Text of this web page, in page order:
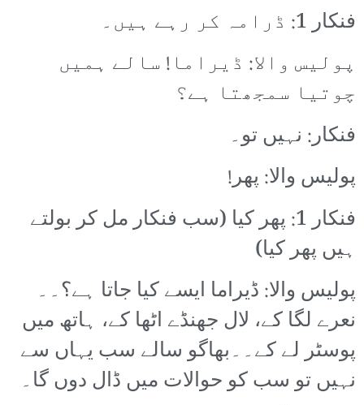
فنکار 1: ڈرامہ کر رہے ہیں۔
پولیس والا: ڈیراما! سالے ہمیں
چوتیا سمجھتا ہے؟
فنکار: نہیں تو۔
پولیس والا: پھر!
فنکار 1: پھر کیا (سب فنکار مل کر بولتے
ہیں پھر کیا)
پولیس والا: ڈیراما ایسے کیا جاتا ہے؟۔۔
نعرے لگا کے، لال جھنڈے اٹھا کے، ہاتھ میں
پوسٹر لے کے۔۔بھاگو سالے سب یہاں سے
نہیں تو سب کو حوالات میں ڈال دوں گا۔